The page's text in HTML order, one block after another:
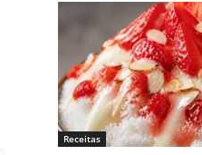
Receitas